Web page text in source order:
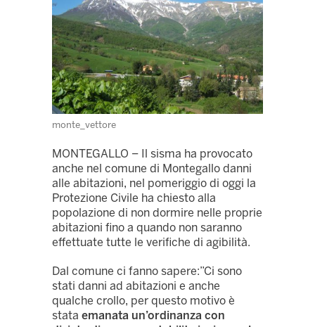
monte_vettore
MONTEGALLO – Il sisma ha provocato
anche nel comune di Montegallo danni
alle abitazioni, nel pomeriggio di oggi la
Protezione Civile ha chiesto alla
popolazione di non dormire nelle proprie
abitazioni fino a quando non saranno
effettuate tutte le verifiche di agibilità.
Dal comune ci fanno sapere:”Ci sono
stati danni ad abitazioni e anche
qualche crollo, per questo motivo è
stata emanata un’ordinanza con